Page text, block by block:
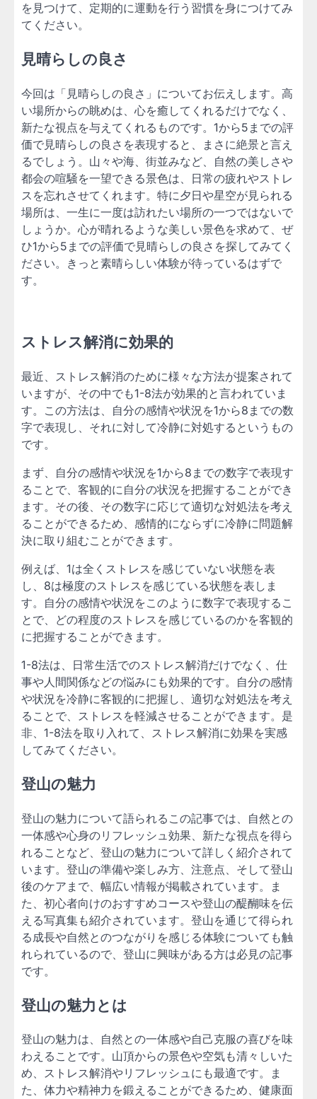
を見つけて、定期的に運動を行う習慣を身につけてみ
てください。
見晴らしの良さ
今回は「見晴らしの良さ」についてお伝えします。高
い場所からの眺めは、心を癒してくれるだけでなく、
新たな視点を与えてくれるものです。1から5までの評
価で見晴らしの良さを表現すると、まさに絶景と言え
るでしょう。山々や海、街並みなど、自然の美しさや
都会の喧騒を一望できる景色は、日常の疲れやストレ
スを忘れさせてくれます。特に夕日や星空が見られる
場所は、一生に一度は訪れたい場所の一つではないで
しょうか。心が晴れるような美しい景色を求めて、ぜ
ひ1から5までの評価で見晴らしの良さを探してみてく
ださい。きっと素晴らしい体験が待っているはずで
す。
ストレス解消に効果的
最近、ストレス解消のために様々な方法が提案されて
いますが、その中でも1-8法が効果的と言われていま
す。この方法は、自分の感情や状況を1から8までの数
字で表現し、それに対して冷静に対処するというもの
です。
まず、自分の感情や状況を1から8までの数字で表現す
ることで、客観的に自分の状況を把握することができ
ます。その後、その数字に応じて適切な対処法を考え
ることができるため、感情的にならずに冷静に問題解
決に取り組むことができます。
例えば、1は全くストレスを感じていない状態を表
し、8は極度のストレスを感じている状態を表しま
す。自分の感情や状況をこのように数字で表現するこ
とで、どの程度のストレスを感じているのかを客観的
に把握することができます。
1-8法は、日常生活でのストレス解消だけでなく、仕
事や人間関係などの悩みにも効果的です。自分の感情
や状況を冷静に客観的に把握し、適切な対処法を考え
ることで、ストレスを軽減させることができます。是
非、1-8法を取り入れて、ストレス解消に効果を実感
してみてください。
登山の魅力
登山の魅力について語られるこの記事では、自然との
一体感や心身のリフレッシュ効果、新たな視点を得ら
れることなど、登山の魅力について詳しく紹介されて
います。登山の準備や楽しみ方、注意点、そして登山
後のケアまで、幅広い情報が掲載されています。ま
た、初心者向けのおすすめコースや登山の醍醐味を伝
える写真集も紹介されています。登山を通じて得られ
る成長や自然とのつながりを感じる体験についても触
れられているので、登山に興味がある方は必見の記事
です。
登山の魅力とは
登山の魅力は、自然との一体感や自己克服の喜びを味
わえることです。山頂からの景色や空気も清々しいた
め、ストレス解消やリフレッシュにも最適です。ま
た、体力や精神力を鍛えることができるため、健康面